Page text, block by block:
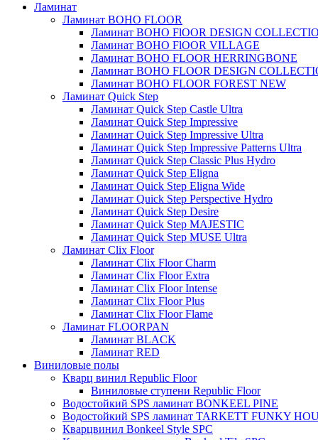
Ламинат
Ламинат BOHO FLOOR
Ламинат BOHO FlOOR DESIGN
Ламинат BOHO FlOOR VILLAGE
Ламинат BOHO FLOOR HERRINGBONE
Ламинат BOHO FLOOR DESIGN
Ламинат BOHO FLOOR FOREST NEW
Ламинат Quick Step
Ламинат Quick Step Castle Ultra
Ламинат Quick Step Impressive
Ламинат Quick Step Impressive Ultra
Ламинат Quick Step Impressive Patterns Ultra
Ламинат Quick Step Classic Plus Hydro
Ламинат Quick Step Eligna
Ламинат Quick Step Eligna Wide
Ламинат Quick Step Perspective Hydro
Ламинат Quick Step Desire
Ламинат Quick Step MAJESTIC
Ламинат Quick Step MUSE Ultra
Ламинат Clix Floor
Ламинат Clix Floor Charm
Ламинат Clix Floor Extra
Ламинат Clix Floor Intense
Ламинат Clix Floor Plus
Ламинат Clix Floor Flame
Ламинат FLOORPAN
Ламинат BLACK
Ламинат RED
Виниловые полы
Кварц винил Republic Floor
Виниловые ступени Republic Floor
Водостойкий SPS ламинат BONKEEL PINE
Водостойкий SPS ламинат TARKETT FUNKY
Кварцвинил Bonkeel Style SPC